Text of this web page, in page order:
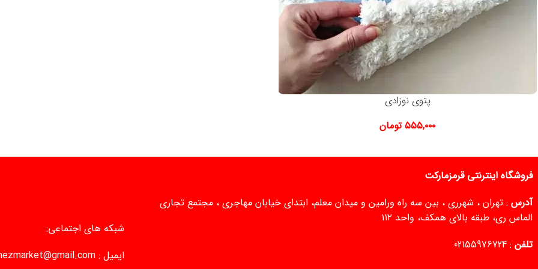
پتوی نوزادی
۵۵۵,۰۰۰ تومان
فروشگاه اینترنتی قرمزمارکت
آدرس : تهران ، شهرری ، بین سه راه ورامین و میدان معلم، ابتدای خیابان مهاجری ، مجتمع تجاری
الماس ری، طبقه بالای همکف، واحد ۱۱۲
تلفن :
02155976724
شبکه های اجتماعی:
ایمیل :